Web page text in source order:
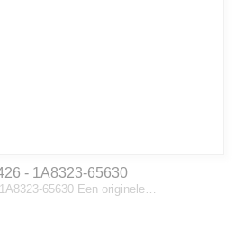
- 1A8323-65630
65630 Een originele…